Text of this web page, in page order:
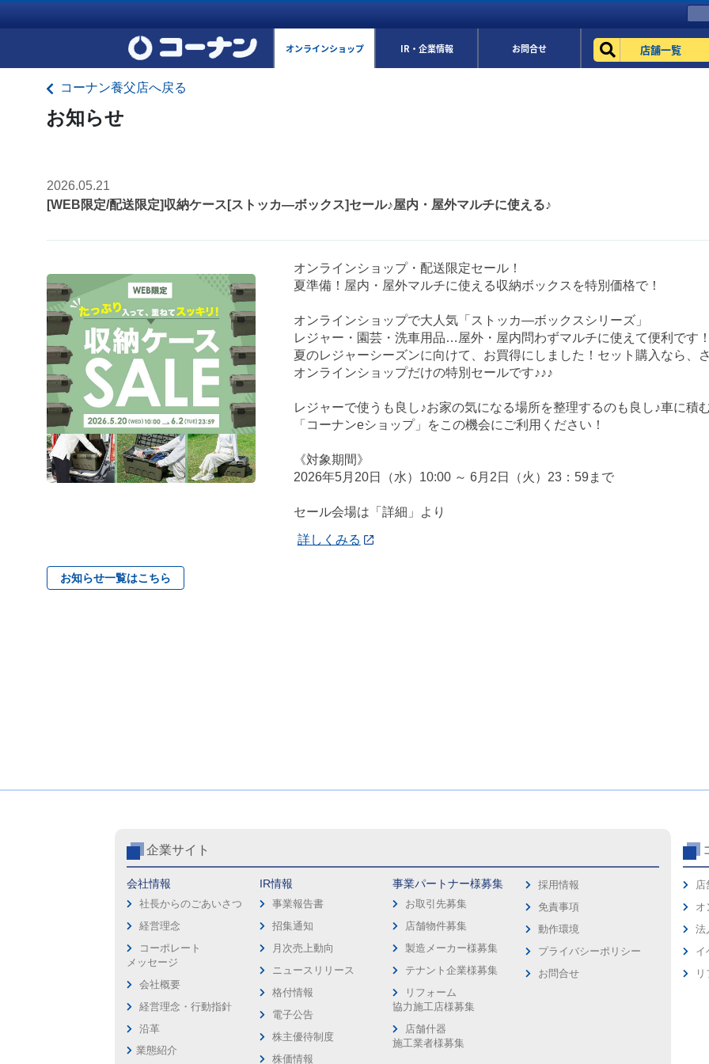
オンラインショップ IR・企業情報 お問合せ 店舗一覧
コーナン養父店へ戻る
お知らせ
2026.05.21
[WEB限定/配送限定]収納ケース[ストッカ―ボックス]セール♪屋内・屋外マルチに使える♪
オンラインショップ・配送限定セール！
夏準備！屋内・屋外マルチに使える収納ボックスを特別価格で！
オンラインショップで大人気「ストッカ―ボックスシリーズ」
レジャー・園芸・洗車用品…屋外・屋内問わずマルチに使えて便利です！
夏のレジャーシーズンに向けて、お買得にしました！セット購入なら、
オンラインショップだけの特別セールです♪♪♪
レジャーで使うも良し♪お家の気になる場所を整理するのも良し♪車に積
「コーナンeショップ」をこの機会にご利用ください！
《対象期間》
2026年5月20日（水）10:00 ～ 6月2日（火）23：59まで
セール会場は「詳細」より
詳しくみる
お知らせ一覧はこちら
企業サイト
会社情報
社長からのごあいさつ
経営理念
コーポレート
メッセージ
会社概要
経営理念・行動指針
沿革
業態紹介
IR情報
事業報告書
招集通知
月次売上動向
ニュースリリース
格付情報
電子公告
株主優待制度
株価情報
事業パートナー様募集
お取引先募集
店舗物件募集
製造メーカー様募集
テナント企業様募集
リフォーム
協力施工店様募集
店舗什器
施工業者様募集
採用情報
免責事項
動作環境
プライバシーポリシー
お問合せ
店
オ
法
イ